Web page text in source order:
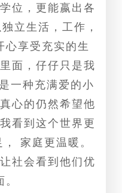
位，更能嬴出各
立生活，工作，
心享受充实的生
面，仔仔只是我
一种充满爱的小
心的仍然希望他
看到这个世界更
家庭更温暖。
社会看到他们优